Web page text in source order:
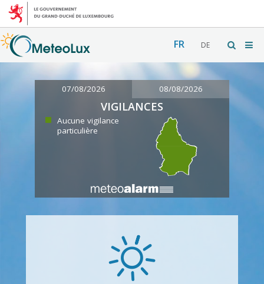
FR DE
07/08/2026 08/08/2026
VIGILANCES
Aucune vigilance
particulière